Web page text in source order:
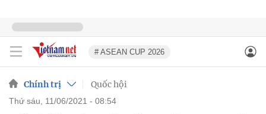
# ASEAN CUP 2026
Chính trị Quốc hội
thứ sáu, 11/06/2021 - 08:54